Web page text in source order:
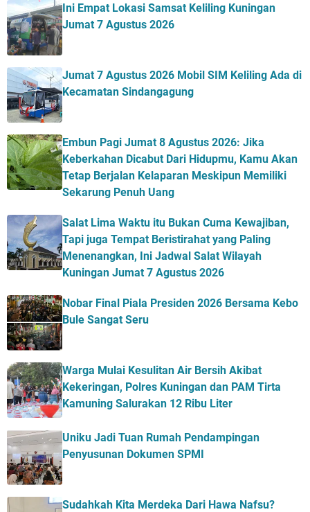
Ini Empat Lokasi Samsat Keliling Kuningan
Jumat 7 Agustus 2026
Jumat 7 Agustus 2026 Mobil SIM Keliling Ada di
Kecamatan Sindangagung
Embun Pagi Jumat 8 Agustus 2026: Jika
Keberkahan Dicabut Dari Hidupmu, Kamu Akan
Tetap Berjalan Kelaparan Meskipun Memiliki
Sekarung Penuh Uang
Salat Lima Waktu itu Bukan Cuma Kewajiban,
Tapi juga Tempat Beristirahat yang Paling
Menenangkan, Ini Jadwal Salat Wilayah
Kuningan Jumat 7 Agustus 2026
Nobar Final Piala Presiden 2026 Bersama Kebo
Bule Sangat Seru
Warga Mulai Kesulitan Air Bersih Akibat
Kekeringan, Polres Kuningan dan PAM Tirta
Kamuning Salurakan 12 Ribu Liter
Uniku Jadi Tuan Rumah Pendampingan
Penyusunan Dokumen SPMI
Sudahkah Kita Merdeka Dari Hawa Nafsu?